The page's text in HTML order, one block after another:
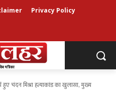
Privacy Policy
हुए चंदन मिश्रा हत्याकांड का खुलासा, मुख्य